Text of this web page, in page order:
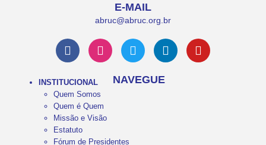
E-MAIL
abruc@abruc.org.br
NAVEGUE
INSTITUCIONAL
Quem Somos
Quem é Quem
Missão e Visão
Estatuto
Fórum de Presidentes